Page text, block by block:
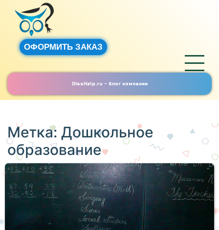
ОФОРМИТЬ ЗАКАЗ
DissHelp.ru - блог компании
Метка: Дошкольное
образование